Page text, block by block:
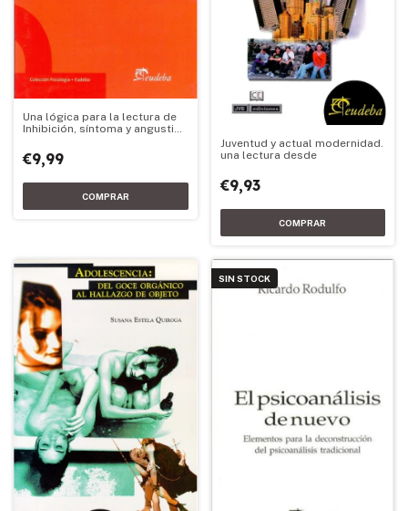
Una lógica para la lectura de
Inhibición, síntoma y angustia
€9,99
Juventud y actual modernidad.
una lectura desde
€9,93
SIN STOCK